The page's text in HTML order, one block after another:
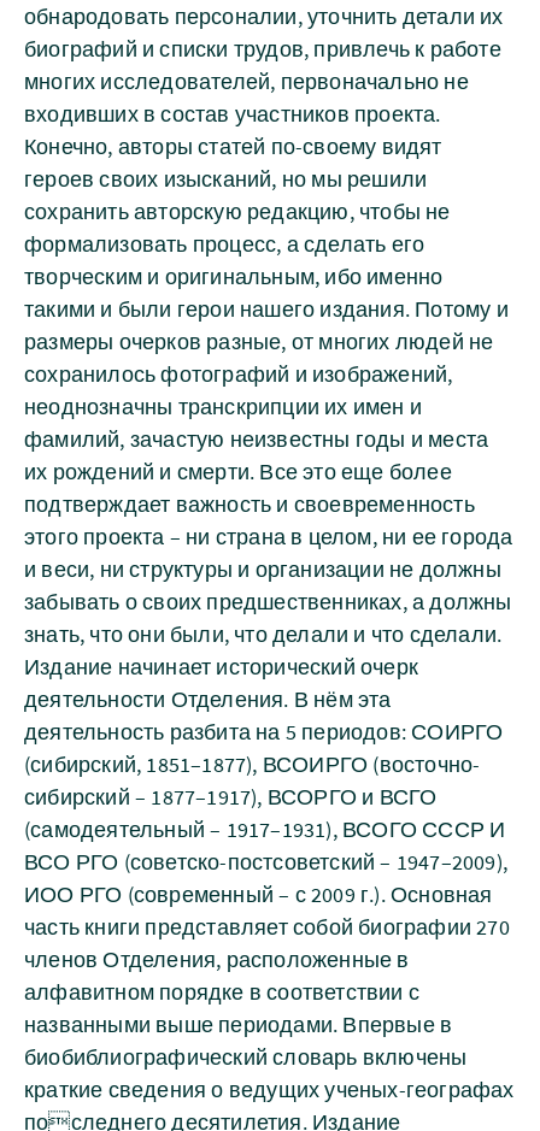
обнародовать персоналии, уточнить детали их
биографий и списки трудов, привлечь к работе
многих исследователей, первоначально не
входивших в состав участников проекта.
Конечно, авторы статей по-своему видят
героев своих изысканий, но мы решили
сохранить авторскую редакцию, чтобы не
формализовать процесс, а сделать его
творческим и оригинальным, ибо именно
такими и были герои нашего издания. Потому и
размеры очерков разные, от многих людей не
сохранилось фотографий и изображений,
неоднозначны транскрипции их имен и
фамилий, зачастую неизвестны годы и места
их рождений и смерти. Все это еще более
подтверждает важность и своевременность
этого проекта – ни страна в целом, ни ее города
и веси, ни структуры и организации не должны
забывать о своих предшественниках, а должны
знать, что они были, что делали и что сделали.
Издание начинает исторический очерк
деятельности Отделения. В нём эта
деятельность разбита на 5 периодов: СОИРГО
(сибирский, 1851–1877), ВСОИРГО (восточно-
сибирский – 1877–1917), ВСОРГО и ВСГО
(самодеятельный – 1917–1931), ВСОГО СССР И
ВСО РГО (советско-постсоветский – 1947–2009),
ИОО РГО (современный – с 2009 г.). Основная
часть книги представляет собой биографии 270
членов Отделения, расположенные в
алфавитном порядке в соответствии с
названными выше периодами. Впервые в
биобиблиографический словарь включены
краткие сведения о ведущих ученых-географах
последнего десятилетия. Издание